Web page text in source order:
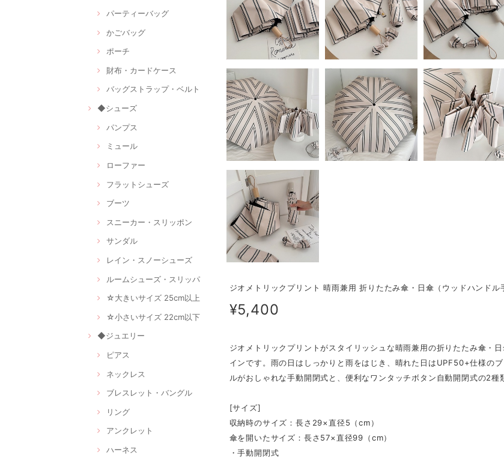
パーティーバッグ
かごバッグ
ポーチ
財布・カードケース
バッグストラップ・ベルト
◆シューズ
パンプス
ミュール
ローファー
フラットシューズ
ブーツ
スニーカー・スリッポン
サンダル
レイン・スノーシューズ
ルームシューズ・スリッパ
☆大きいサイズ 25cm以上
☆小さいサイズ 22cm以下
◆ジュエリー
ピアス
ネックレス
ブレスレット・バングル
リング
アンクレット
ハーネス
ジオメトリックプリント 晴雨兼用 折りたたみ傘・日傘（ウッドハンド
¥5,400
ジオメトリックプリントがスタイリッシュな晴雨兼用の折りたたみ傘・
インです。雨の日はしっかりと雨をはじき、晴れた日はUPF50+仕様の
ルがおしゃれな手動開閉式と、便利なワンタッチボタン自動開閉式の2種
[サイズ]
収納時のサイズ：長さ29×直径5（cm）
傘を開いたサイズ：長さ57×直径99（cm）
・手動開閉式